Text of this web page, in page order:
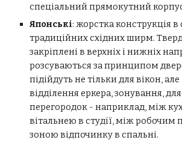
спеціальний прямокутний
Японські: жорстка конструкція в
традиційних східних ширм.
закріплені в верхніх і нижніх
розсуваються за принципом
підійдуть не тільки для вікон, але
відділення еркера, зонування,
перегородок - наприклад, між
вітальнею в студії, між робочим
зоною відпочинку в спальні.